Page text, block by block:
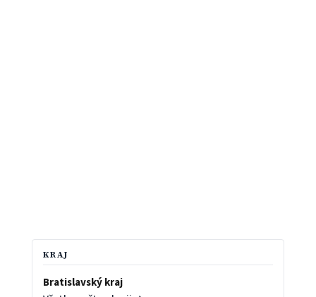
KRAJ
Bratislavský kraj